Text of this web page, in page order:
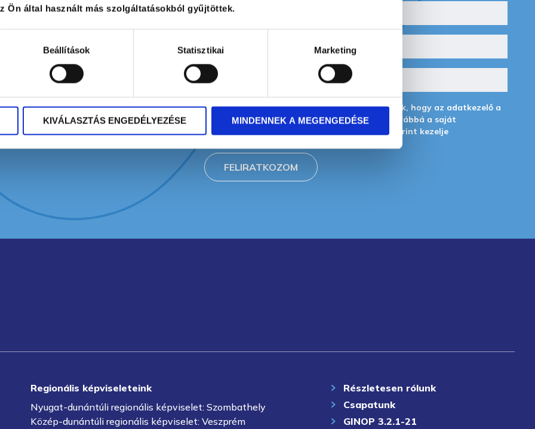
Ön által használt más szolgáltatásokból gyűjtöttek.
Beállítások Statisztikai Marketing
KIVÁLASZTÁS ENGEDÉLYEZÉSE MINDENNEK A MEGENGEDÉSE
* A jelölőnégyzet bepipálásával hozzájárulok, hogy az adatkezelő a
megadott személyes adataimat a GDPR, továbbá a saját
feltételei szerint kezelje
FELIRATKOZOM
Regionális képviseleteink
Nyugat-dunántúli regionális képviselet: Szombathely
Közép-dunántúli regionális képviselet: Veszprém
Részletesen rólunk
Csapatunk
GINOP 3.2.1-21